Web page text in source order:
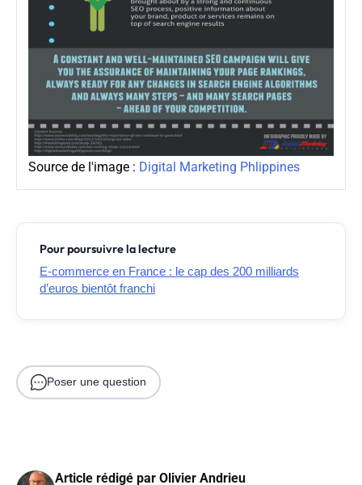
Source de l'image : Digital Marketing Phlippines
Pour poursuivre la lecture
E-commerce en France : le cap des 200 milliards
d’euros bientôt franchi
Poser une question
Article rédigé par Olivier Andrieu